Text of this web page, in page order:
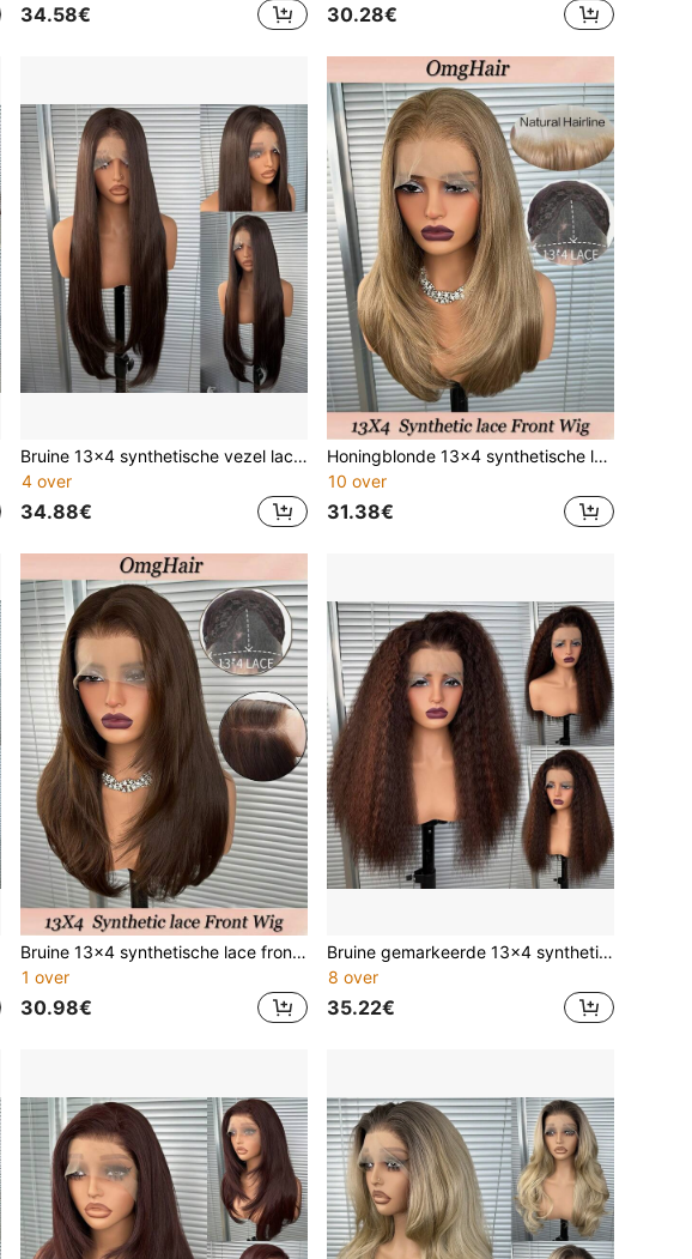
34.58€ 30.28€
Bruine 13x4 synthetische vezel lace front pruik voor dames, 30 inch lang recht haar, lijmloze hittebestendige synthetische haarpruik, vrije scheiding, 150% dichtheid, transparante lace pruik, kant-en-klare synthetische pruik voor dames, geschikt voor feest en vakantie
4 over
34.88€
Honingblonde 13x4 synthetische lace front pruiken voor vrouwen, 18 inch, medium lang, golvend, gordijnpony, lijmloze Kanekalon-haren, hittebestendig synthetisch haar, middenscheiding, 150% dichtheid, natuurlijke haarlijn, lijmloze pruiken voor modieuze vrouwen en meisjes, feest en vakantie
10 over
31.38€
Bruine 13x4 synthetische lace front pruik voor dames, 18 inch medium lang golvend krullend haar, gordijnpony, lijmloze hittebestendige synthetische Kanekalon haren, middenscheiding, 150% dichtheid, natuurlijke haarlijn, modieuze feest- en vakantiepruik voor dames en meisjes
1 over
30.98€
Bruine gemarkeerde 13x4 synthetische vezel lace front pruik voor dames, 22 inch medium lengte golvend, lijmlos duurzaam, midden scheiding, 150% dichtheid, klaar om te dragen, geschikt voor dagelijks gebruik, feest, vakantie, vakantie, beginnersvriendelijk
8 over
35.22€